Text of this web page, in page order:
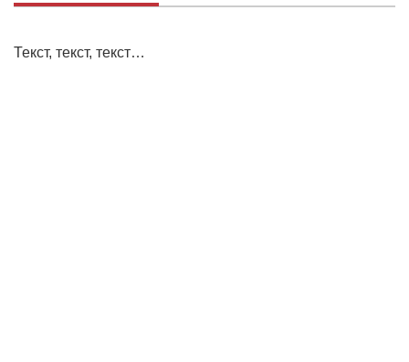
Текст, текст, текст…